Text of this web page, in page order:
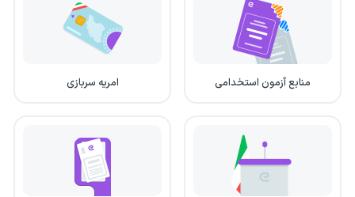
منابع آزمون استخدامی امریه سربازی